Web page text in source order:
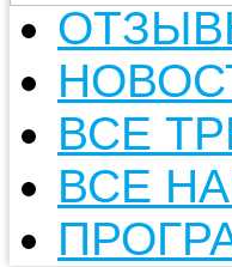
ВСЕ
ВСЕ